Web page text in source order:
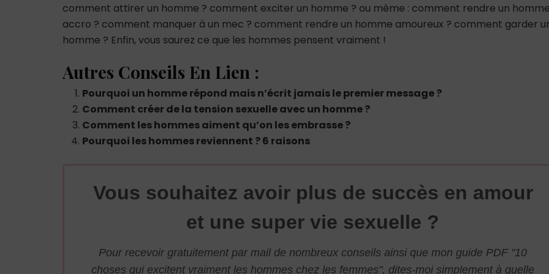
comment attirer un homme ? comment exciter un homme ? ou même : comment rendre un
accro ? comment manquer à un mec ? comment rendre un homme amoureux ? comment garder
homme ? Enfin, vous saurez ce que les hommes pensent vraiment !
Autres Conseils En Lien :
Pourquoi un homme répond mais n’écrit jamais le premier message ?
Comment créer de la tension sexuelle avec un homme ?
Comment les hommes aiment qu’on les embrasse ?
Pourquoi les hommes reviennent ? 6 raisons
Vous souhaitez avoir plus de succès en amour
et une super vie sexuelle ?
Pour recevoir gratuitement par mail de nombreux conseils ainsi que mon guide PDF "10
choses qui excitent vraiment les hommes chez les femmes", dites-moi simplement à quelle